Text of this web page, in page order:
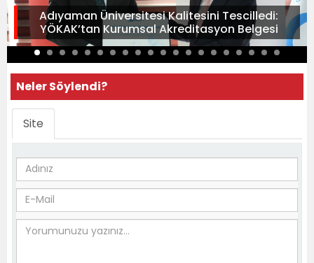
Adıyaman Üniversitesi Kalitesini Tescilledi:
YÖKAK’tan Kurumsal Akreditasyon Belgesi
Neler Söylendi?
Site